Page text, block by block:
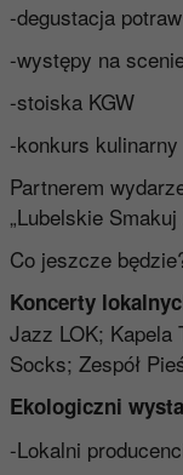
-degustacja
-występy na
-stoiska KGW
-konkurs kulinarny
Partnerem
„Lubelskie Smakuj
Co jeszcze
Koncerty
Jazz LOK; Kapela
Socks; Zespół
Ekologiczni
-Lokalni